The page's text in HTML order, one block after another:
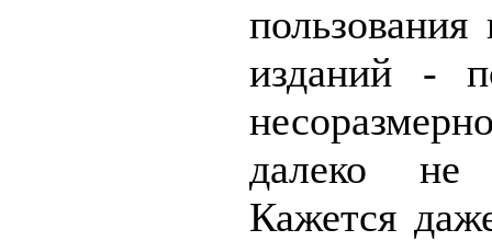
изданий -
далеко не
Кажется